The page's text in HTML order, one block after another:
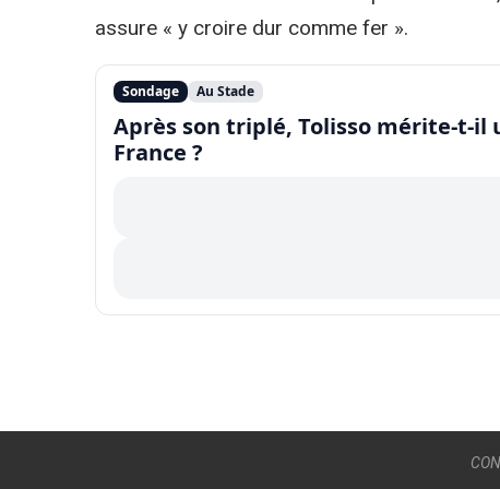
assure « y croire dur comme fer ».
Sondage Au Stade
Après son triplé, Tolisso mérite-t-
France ?